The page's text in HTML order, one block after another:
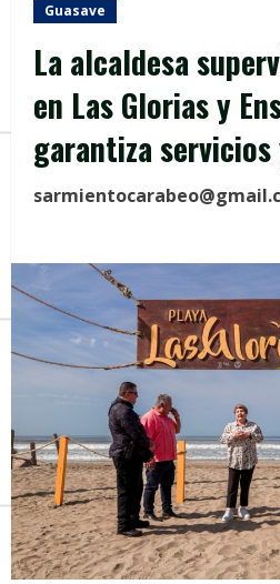
Guasave
La alcaldesa
en Las Glorias y
garantiza